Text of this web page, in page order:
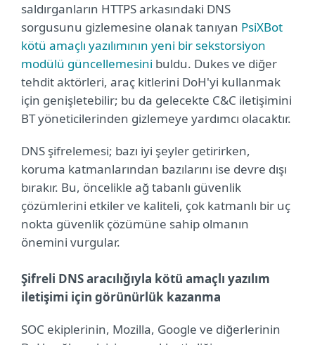
saldırganların HTTPS arkasındaki DNS
sorgusunu gizlemesine olanak tanıyan PsiXBot
kötü amaçlı yazılımının yeni bir sekstorsiyon
modülü güncellemesini buldu. Dukes ve diğer
tehdit aktörleri, araç kitlerini DoH'yi kullanmak
için genişletebilir; bu da gelecekte C&C iletişimini
BT yöneticilerinden gizlemeye yardımcı olacaktır.
DNS şifrelemesi; bazı iyi şeyler getirirken,
koruma katmanlarından bazılarını ise devre dışı
bırakır. Bu, öncelikle ağ tabanlı güvenlik
çözümlerini etkiler ve kaliteli, çok katmanlı bir uç
nokta güvenlik çözümüne sahip olmanın
önemini vurgular.
Şifreli DNS aracılığıyla kötü amaçlı yazılım
iletişimi için görünürlük kazanma
SOC ekiplerinin, Mozilla, Google ve diğerlerinin